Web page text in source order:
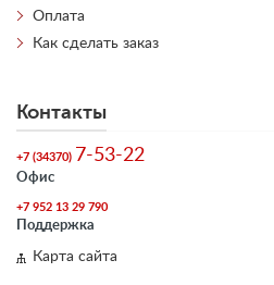
Оплата
Как сделать заказ
Контакты
+7 (34370) 7-53-22
Офис
+7 952 13 29 790
Поддержка
Карта сайта